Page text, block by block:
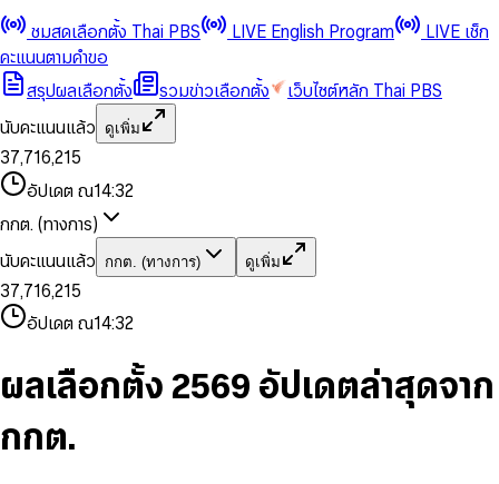
ชมสดเลือกตั้ง Thai PBS LIVE English Program
LIVE เช็ก
คะแนนตามคำขอ
สรุปผลเลือกตั้ง
รวมข่าวเลือกตั้ง
เว็บไซต์หลัก Thai PBS
นับคะแนนแล้ว
ดูเพิ่ม
0
1
2
3
4
5
6
8
9
0
1
2
3
4
5
6
7
8
9
,
0
1
2
4
6
7
8
9
0
1
2
3
4
5
6
7
8
9
0
1
3
5
6
7
8
9
,
1
2
4
5
7
8
9
0
1
3
4
6
7
8
9
0
2
3
4
5
7
8
อัปเดต ณ14:32
กกต. (ทางการ)
นับคะแนนแล้ว
กกต. (ทางการ) ดูเพิ่ม
0
1
2
3
4
5
7
8
0
1
2
4
5
6
7
8
9
,
0
1
2
4
6
7
8
9
0
1
2
3
5
6
8
9
0
1
3
5
6
7
8
,
1
2
4
6
7
9
0
1
3
5
6
8
9
0
2
3
4
5
7
9
อัปเดต ณ14:32
ผลเลือกตั้ง 2569 อัปเดตล่าสุดจาก
กกต.